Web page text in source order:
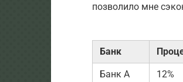
позволило мне
Банк
Банк А 12%